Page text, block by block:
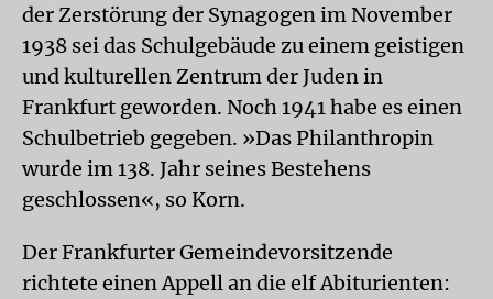
der Zerstörung der Synagogen im November
1938 sei das Schulgebäude zu einem geistigen
und kulturellen Zentrum der Juden in
Frankfurt geworden. Noch 1941 habe es einen
Schulbetrieb gegeben. »Das Philanthropin
wurde im 138. Jahr seines Bestehens
geschlossen«, so Korn.
Der Frankfurter Gemeindevorsitzende
richtete einen Appell an die elf Abiturienten: